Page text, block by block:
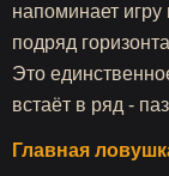
напоминает
подряд
Это
встаёт в ряд -
Главная